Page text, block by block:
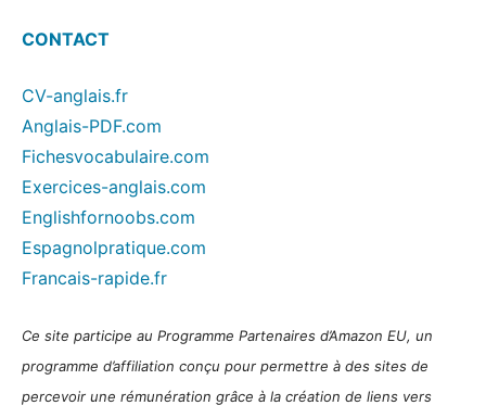
CONTACT
CV-anglais.fr
Anglais-PDF.com
Fichesvocabulaire.com
Exercices-anglais.com
Englishfornoobs.com
Espagnolpratique.com
Francais-rapide.fr
Ce site participe au Programme Partenaires d’Amazon EU, un
programme d’affiliation conçu pour permettre à des sites de
percevoir une rémunération grâce à la création de liens vers